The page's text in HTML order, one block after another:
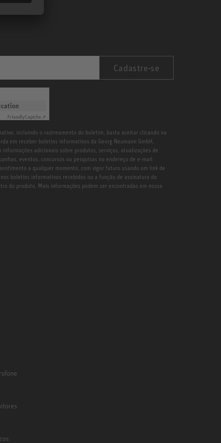
Cadastre-se
FriendlyCaptcha ⇗
incluindo o rastreamento do boletim, basta aceitar clicando na
em receber boletins informativos da Georg Neumann GmbH,
adicionais sobre produtos, serviços, atualizações de
eventos, concursos ou pesquisas no endereço de e-mail
a qualquer momento, com vigor futuro usando um link de
boletins informativos recebidos ou a função de assinatura do
do produto. Mais informações podem ser encontradas em nossa